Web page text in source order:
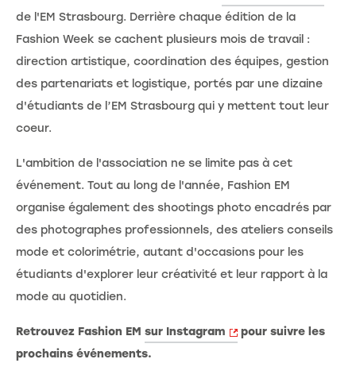
de l'EM Strasbourg. Derrière chaque édition de la
Fashion Week se cachent plusieurs mois de travail :
direction artistique, coordination des équipes, gestion
des partenariats et logistique, portés par une dizaine
d'étudiants de l’EM Strasbourg qui y mettent tout leur
coeur.
L'ambition de l'association ne se limite pas à cet
événement. Tout au long de l'année, Fashion EM
organise également des shootings photo encadrés par
des photographes professionnels, des ateliers conseils
mode et colorimétrie, autant d'occasions pour les
étudiants d'explorer leur créativité et leur rapport à la
mode au quotidien.
Retrouvez Fashion EM sur Instagram
pour suivre les
prochains événements.